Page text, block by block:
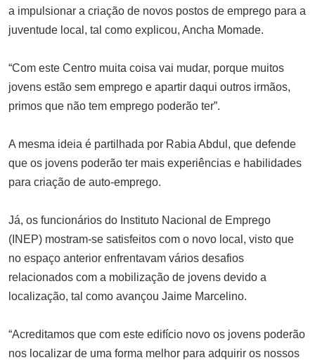
a impulsionar a criação de novos postos de emprego para a
juventude local, tal como explicou, Ancha Momade.
“Com este Centro muita coisa vai mudar, porque muitos
jovens estão sem emprego e apartir daqui outros irmãos,
primos que não tem emprego poderão ter”.
A mesma ideia é partilhada por Rabia Abdul, que defende
que os jovens poderão ter mais experiências e habilidades
para criação de auto-emprego.
Já, os funcionários do Instituto Nacional de Emprego
(INEP) mostram-se satisfeitos com o novo local, visto que
no espaço anterior enfrentavam vários desafios
relacionados com a mobilização de jovens devido a
localização, tal como avançou Jaime Marcelino.
“Acreditamos que com este edifício novo os jovens poderão
nos localizar de uma forma melhor para adquirir os nossos